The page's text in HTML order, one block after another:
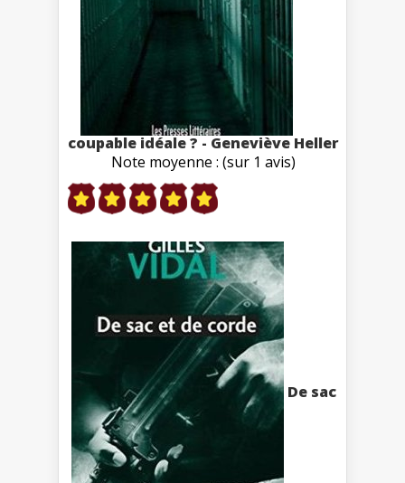
coupable idéale ? - Geneviève Heller
Note moyenne : (sur 1 avis)
De sac